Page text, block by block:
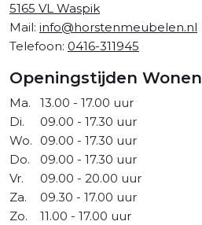
5165 VL Waspik
Mail: info@horstenmeubelen.nl
Telefoon: 0416-311945
Openingstijden Wonen
Ma.
Di.
Wo.
Do.
Vr.
Za.
Zo.
13.00 - 17.00 uur
09.00 - 17.30 uur
09.00 - 17.30 uur
09.00 - 17.30 uur
09.00 - 20.00 uur
09.30 - 17.00 uur
11.00 - 17.00 uur